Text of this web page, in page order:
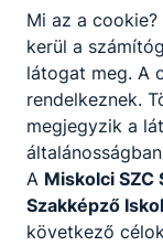
ME” idegen
Bővebben a
Mi az a
kerül a
látogat meg. A
rendelkeznek.
megjegyzik a
A Miskolci SZC
Szakképző
következő